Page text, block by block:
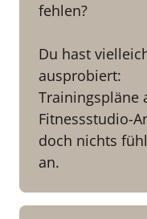
fehlen?
Du hast
ausprobiert:
Trainingspläne
Fitnessstudio-
doch nichts
an.